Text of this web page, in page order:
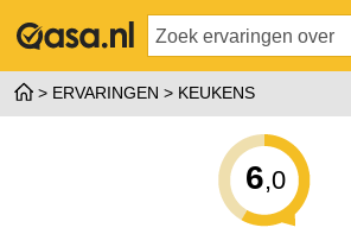
ERVARINGEN KEUKENS
6,0